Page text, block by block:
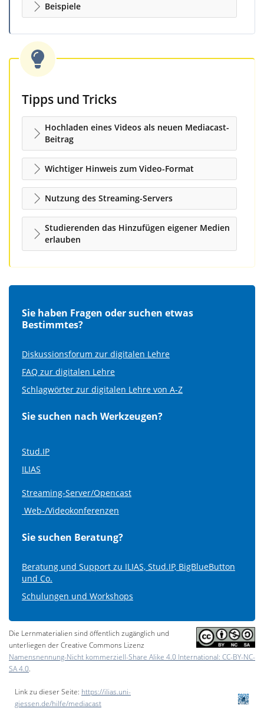
Beispiele
Tipps und Tricks
Hochladen eines Videos als neuen Mediacast-
Beitrag
Wichtiger Hinweis zum Video-Format
Nutzung des Streaming-Servers
Studierenden das Hinzufügen eigener Medien
erlauben
Sie haben Fragen oder suchen etwas
Bestimmtes?
Diskussionsforum zur digitalen Lehre
FAQ zur digitalen Lehre
Schlagwörter zur digitalen Lehre von A-Z
Sie suchen nach Werkzeugen?
Stud.IP
ILIAS
Streaming-Server/Opencast
Web-/Videokonferenzen
Sie suchen Beratung?
Beratung und Support zu ILIAS, Stud.IP, BigBlueButton
und Co.
Schulungen und Workshops
Die Lernmaterialien sind öffentlich zugänglich und
unterliegen der Creative Commons Lizenz
Namensnennung-Nicht kommerziell-Share Alike 4.0 International: CC-BY-NC-
SA 4.0.
Link zu dieser Seite: https://ilias.uni-
giessen.de/hilfe/mediacast